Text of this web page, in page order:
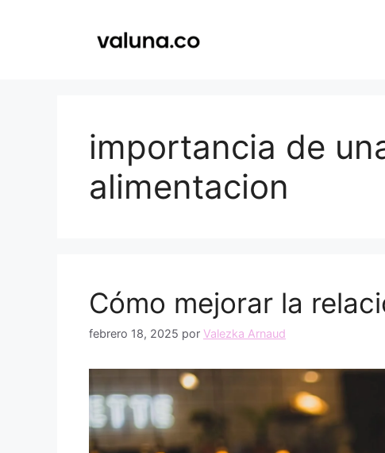
importancia de
alimentacion
Cómo mejorar la
febrero 18, 2025 por Valezka Arnaud